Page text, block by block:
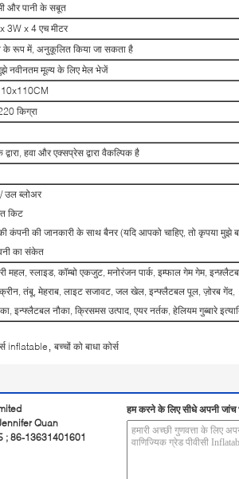
और पानी के सबूत
3W x 4 एच मीटर
के रूप में, अनुकूलित किया जा सकता है
नवीनतम मूल्य के लिए मेल भेजें
किग्रा
हवा और एक्सप्रेस द्वारा वैकल्पिक है
उल ब्लोअर
किट
कंपनी की जानकारी के साथ बैनर (यदि आपको चाहिए, तो कृपया मुझे
का संकेत
महल, स्लाइड, कॉम्बो एकजुट, मनोरंजन पार्क, इम्फाल गेम गेम,
तंबू, मेहराब, लाइट सजावट, जल खेल, इन्फ्लैटबल पूल, ज़ोरब गेंद,
इन्फ्लैटबल नौका, क्रिसमस उत्पाद, एयर नर्तक, हेलियम गुब्बारे
inflatable बच्चों को बाधा कोर्स
Quan
; 86-13631401601
हम करने के लिए सीधे अपनी